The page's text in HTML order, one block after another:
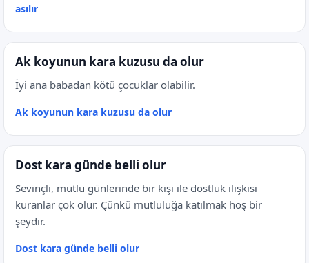
asılır
Ak koyunun kara kuzusu da olur
İyi ana babadan kötü çocuklar olabilir.
Ak koyunun kara kuzusu da olur
Dost kara günde belli olur
Sevinçli, mutlu günlerinde bir kişi ile dostluk ilişkisi
kuranlar çok olur. Çünkü mutluluğa katılmak hoş bir
şeydir.
Dost kara günde belli olur